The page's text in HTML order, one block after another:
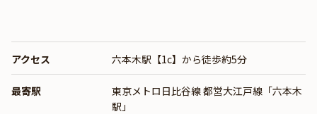
アクセス 六本木駅【1c】から徒歩約5分
最寄駅 東京メトロ日比谷線都営大江戸線「六本木
駅」